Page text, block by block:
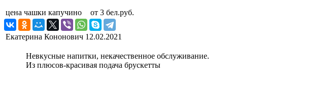
цена чашки капучино от 3 бел.руб.
Екатерина Кононович 12.02.2021
Невкусные напитки, некачественное обслуживание.
Из плюсов-красивая подача брускетты